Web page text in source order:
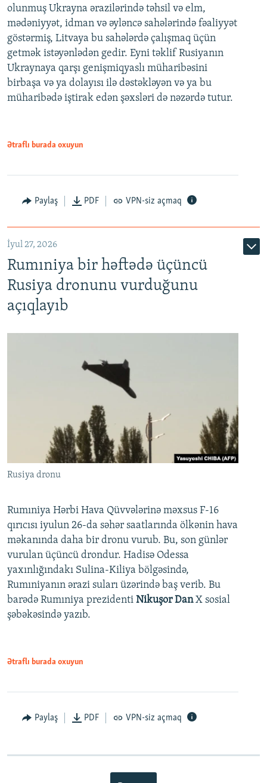
olunmuş Ukrayna ərazilərində təhsil və elm,
mədəniyyət, idman və əyləncə sahələrində fəaliyyət
göstərmiş, Litvaya bu sahələrdə çalışmaq üçün
getmək istəyənlədən gedir. Eyni təklif Rusiyanın
Ukraynaya qarşı genişmiqyaslı müharibəsini
birbaşa və ya dolayısı ilə dəstəkləyən və ya bu
müharibədə iştirak edən şəxsləri də nəzərdə tutur.
Ətraflı burada oxuyun
Paylaş PDF VPN-siz açmaq
İyul 27, 2026
Rumıniya bir həftədə üçüncü
Rusiya dronunu vurduğunu
açıqlayıb
Rusiya dronu
Rumıniya Hərbi Hava Qüvvələrinə məxsus F-16
qırıcısı iyulun 26-da səhər saatlarında ölkənin hava
məkanında daha bir dronu vurub. Bu, son günlər
vurulan üçüncü drondur. Hadisə Odessa
yaxınlığındakı Sulina-Kiliya bölgəsində,
Rumıniyanın ərazi suları üzərində baş verib. Bu
barədə Rumıniya prezidenti Nikuşor DanX sosial
şəbəkəsində yazıb.
Ətraflı burada oxuyun
Paylaş PDF VPN-siz açmaq